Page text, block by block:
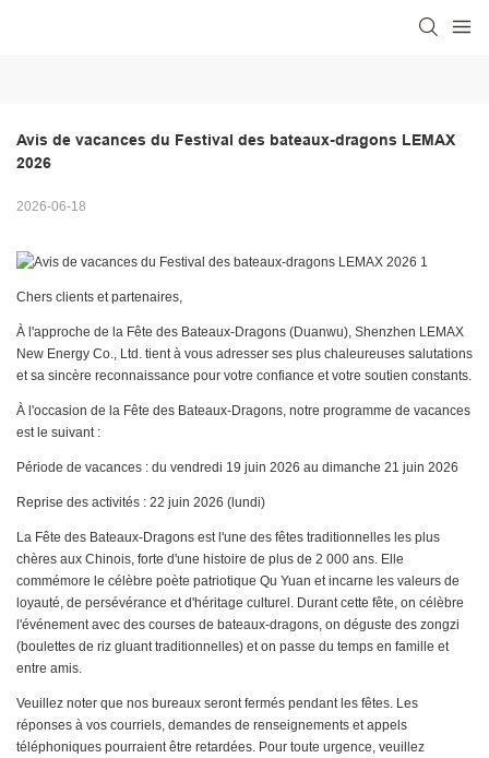
Avis de vacances du Festival des bateaux-dragons LEMAX
2026
2026-06-18
Chers clients et partenaires,
À l'approche de la Fête des Bateaux-Dragons (Duanwu), Shenzhen LEMAX
New Energy Co., Ltd. tient à vous adresser ses plus chaleureuses salutations
et sa sincère reconnaissance pour votre confiance et votre soutien constants.
À l'occasion de la Fête des Bateaux-Dragons, notre programme de vacances
est le suivant :
Période de vacances : du vendredi 19 juin 2026 au dimanche 21 juin 2026
Reprise des activités : 22 juin 2026 (lundi)
La Fête des Bateaux-Dragons est l'une des fêtes traditionnelles les plus
chères aux Chinois, forte d'une histoire de plus de 2 000 ans. Elle
commémore le célèbre poète patriotique Qu Yuan et incarne les valeurs de
loyauté, de persévérance et d'héritage culturel. Durant cette fête, on célèbre
l'événement avec des courses de bateaux-dragons, on déguste des zongzi
(boulettes de riz gluant traditionnelles) et on passe du temps en famille et
entre amis.
Veuillez noter que nos bureaux seront fermés pendant les fêtes. Les
réponses à vos courriels, demandes de renseignements et appels
téléphoniques pourraient être retardées. Pour toute urgence, veuillez